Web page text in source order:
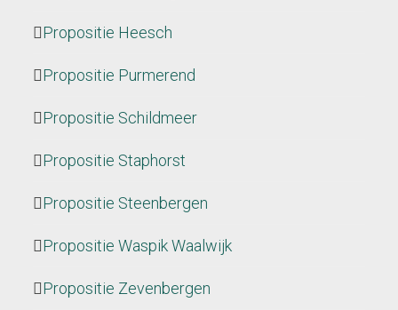
Propositie Heesch
Propositie Purmerend
Propositie Schildmeer
Propositie Staphorst
Propositie Steenbergen
Propositie Waspik Waalwijk
Propositie Zevenbergen